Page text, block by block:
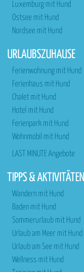
Luxemburg mit Hund
Ostsee mit Hund
Nordsee mit Hund
URLAUBSZUHAUSE
Ferienwohnung mit Hund
Ferienhaus mit Hund
Chalet mit Hund
Hotel mit Hund
Ferienpark mit Hund
Wohnmobil mit Hund
LAST MINUTE Angebote
TIPPS & AKTIVITÄTEN
Wandern mit Hund
Baden mit Hund
Sommerurlaub mit Hund
Urlaub am Meer mit Hund
Urlaub am See mit Hund
Wellness mit Hund